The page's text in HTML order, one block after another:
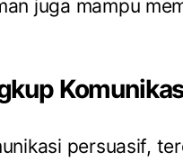
juga mampu
persuasif,